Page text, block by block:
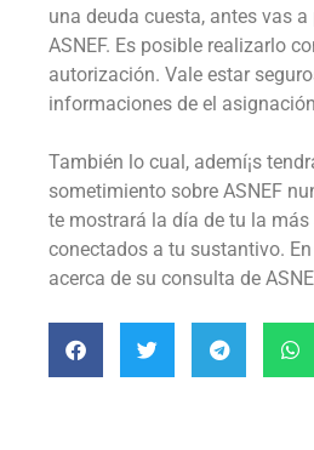
una deuda cuesta, antes vas
ASNEF. Es posible realizarlo
autorización. Vale estar
informaciones de el
También lo cual, ademí¡s
sometimiento sobre ASNEF
te mostrará la día de tu la
conectados a tu sustantivo.
acerca de su consulta de